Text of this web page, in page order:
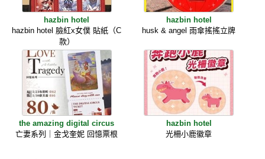
hazbin hotel
hazbin hotel 臉紅x女僕 貼紙（C
款）
hazbin hotel
husk & angel 雨傘搖搖立牌
the amazing digital circus
亡妻系列｜金戈奎妮 回憶票根
hazbin hotel
光柵小鹿徽章